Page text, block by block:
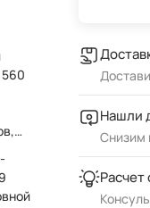
Нашли
Снизим
Расчет